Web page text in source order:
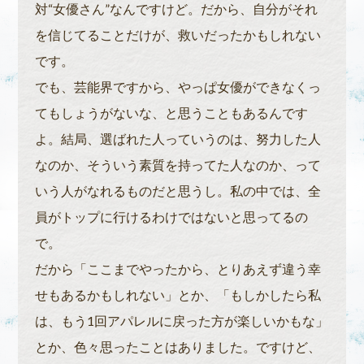
対“女優さん”なんですけど。だから、自分がそれ
を信じてることだけが、救いだったかもしれない
です。
でも、芸能界ですから、やっぱ女優ができなくっ
てもしょうがないな、と思うこともあるんです
よ。結局、選ばれた人っていうのは、努力した人
なのか、そういう素質を持ってた人なのか、って
いう人がなれるものだと思うし。私の中では、全
員がトップに行けるわけではないと思ってるの
で。
だから「ここまでやったから、とりあえず違う幸
せもあるかもしれない」とか、「もしかしたら私
は、もう1回アパレルに戻った方が楽しいかもな」
とか、色々思ったことはありました。ですけど、